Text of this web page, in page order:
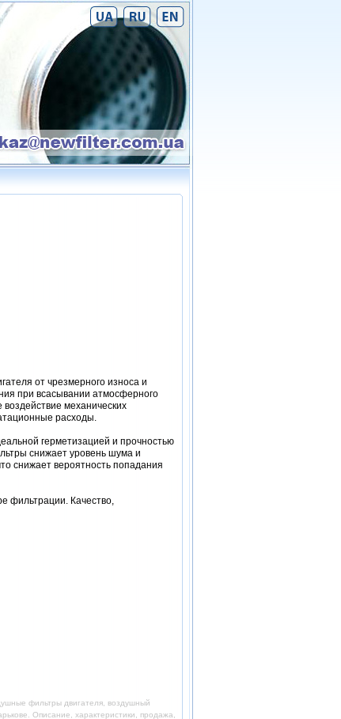
от чрезмерного износа и
при всасывании атмосферного
механических
расходы.
герметизацией и прочностью
снижает уровень шума и
снижает вероятность попадания
фильтрации. Качество,
фильтры двигателя, воздушный
Описание, характеристики, продажа,